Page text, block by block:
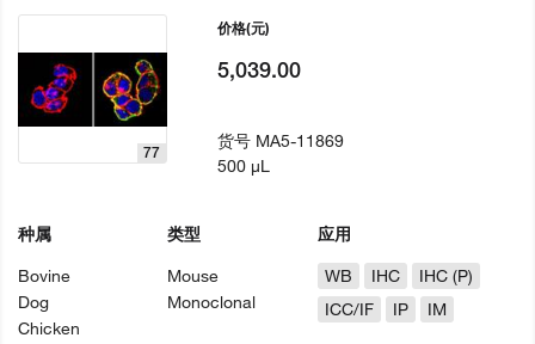
77
种属
Bovine
Dog
Chicken
类型
Mouse
Monoclonal
应用
WB
IHC
IHC (P)
ICC/IF
IP IM
价格(元)
5,039.00
货号 MA5-11869
500 µL